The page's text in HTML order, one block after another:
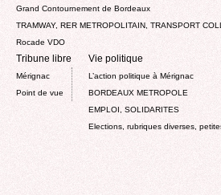
Grand Contournement de Bordeaux
TRAMWAY, RER METROPOLITAIN, TRANSPORT
Rocade VDO
Tribune libre
Mérignac
Point de vue
Vie politique
L’action politique à Mérignac
BORDEAUX METROPOLE
EMPLOI, SOLIDARITES
Elections, rubriques diverses,